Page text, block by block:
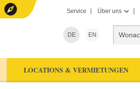
Service Über uns
DE EN
LOCATIONS & VERMIETUNGEN